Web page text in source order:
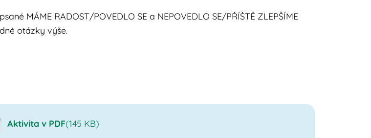
MÁME RADOST/POVEDLO SE a NEPOVEDLO SE/PŘÍŠTĚ ZLEPŠÍME
otázky výše.
Aktivita v PDF(145 KB)